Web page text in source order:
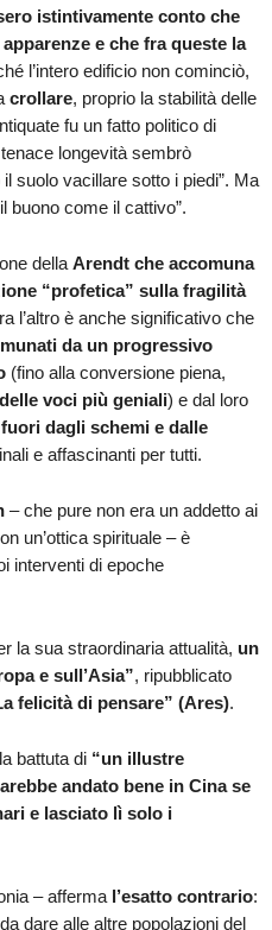
istintivamente conto che
e che fra queste la
l’intero edificio non cominciò,
crollare, proprio la stabilità delle
fu un fatto politico di
longevità sembrò
suolo vacillare sotto i piedi”. Ma
buono come il cattivo”.
della Arendt che accomuna
“profetica” sulla fragilità
l’altro è anche significativo che
da un progressivo
(fino alla conversione piena,
voci più geniali) e dal loro
dagli schemi e dalle
e affascinanti per tutti.
– che pure non era un addetto ai
un’ottica spirituale – è
interventi di epoche
la sua straordinaria attualità, un
e sull’Asia”, ripubblicato
felicità di pensare” (Ares).
battuta di “un illustre
andato bene in Cina se
e lasciato lì solo i
– afferma l’esatto contrario:
dare alle altre popolazioni del